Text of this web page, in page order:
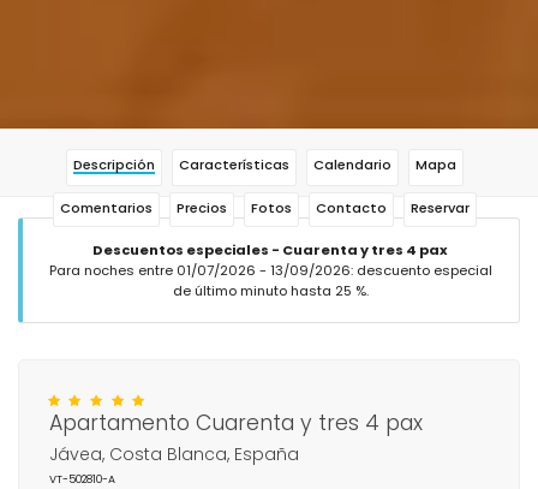
Descripción Características Calendario Mapa
Comentarios Precios Fotos Contacto Reservar
Descuentos especiales - Cuarenta y tres 4 pax
Para noches entre 01/07/2026 - 13/09/2026: descuento especial
de último minuto hasta 25 %.
Apartamento Cuarenta y tres 4 pax
Jávea, Costa Blanca, España
VT-502810-A